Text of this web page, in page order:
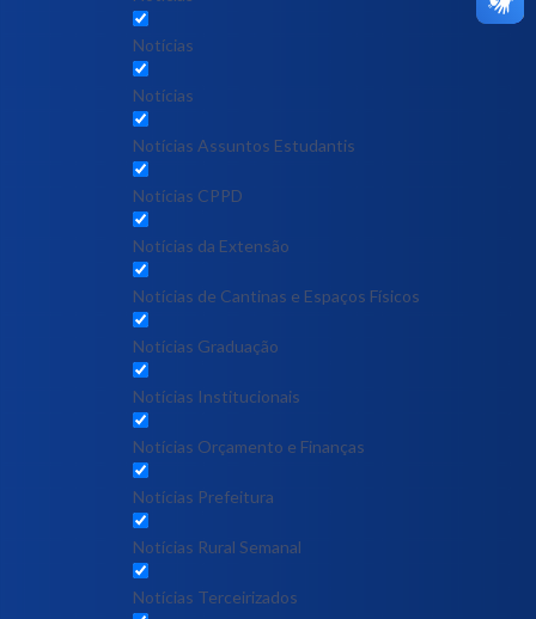
Notícias
Notícias
Notícias Assuntos Estudantis
Notícias CPPD
Notícias da Extensão
Notícias de Cantinas e Espaços Físicos
Notícias Graduação
Notícias Institucionais
Notícias Orçamento e Finanças
Notícias Prefeitura
Notícias Rural Semanal
Notícias Terceirizados